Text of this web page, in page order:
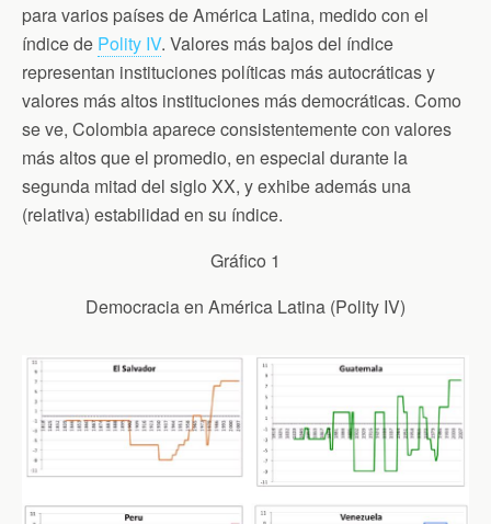
para varios países de América Latina, medido con el
índice de Polity IV. Valores más bajos del índice
representan instituciones políticas más autocráticas y
valores más altos instituciones más democráticas. Como
se ve, Colombia aparece consistentemente con valores
más altos que el promedio, en especial durante la
segunda mitad del siglo XX, y exhibe además una
(relativa) estabilidad en su índice.
Gráfico 1
Democracia en América Latina (Polity IV)